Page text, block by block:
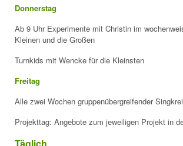
Donnerstag
Ab 9 Uhr Experimente mit Christin im
Kleinen und die Großen
Turnkids mit Wencke für die Kleinsten
Freitag
Alle zwei Wochen gruppenübergreifender
Projekttag: Angebote zum jeweiligen Projekt in